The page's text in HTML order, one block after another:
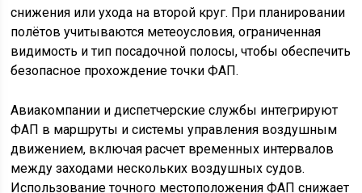
снижения или ухода на второй круг. При планировании
полётов учитываются метеоусловия, ограниченная
видимость и тип посадочной полосы, чтобы обеспечить
безопасное прохождение точки ФАП.
Авиакомпании и диспетчерские службы интегрируют
ФАП в маршруты и системы управления воздушным
движением, включая расчет временных интервалов
между заходами нескольких воздушных судов.
Использование точного местоположения ФАП снижает